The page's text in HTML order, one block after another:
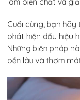
làm biến chất và
Cuối cùng, bạn
phát hiện dấu hiệu
Những biện pháp
bền lâu và thơm